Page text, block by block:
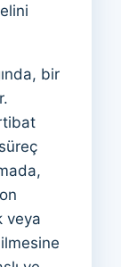
bir
veya